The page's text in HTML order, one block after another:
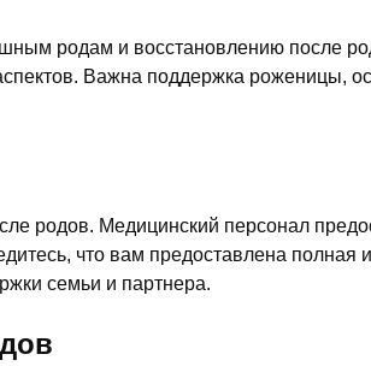
родам и восстановлению после
Важна поддержка роженицы,
родов. Медицинский персонал
что вам предоставлена
семьи и партнера.